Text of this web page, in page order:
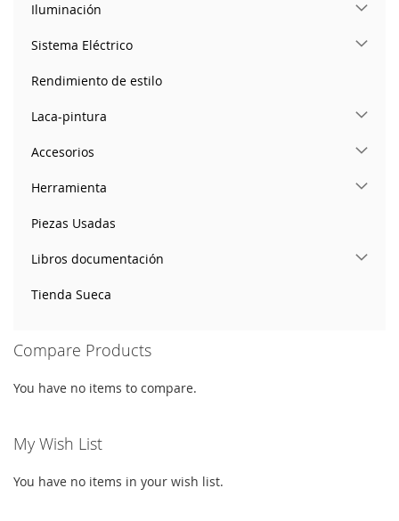
Iluminación
Sistema Eléctrico
Rendimiento de estilo
Laca-pintura
Accesorios
Herramienta
Piezas Usadas
Libros documentación
Tienda Sueca
Compare Products
You have no items to compare.
My Wish List
You have no items in your wish list.